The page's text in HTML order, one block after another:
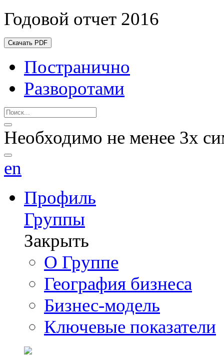
Годовой отчет 2016
Скачать PDF
Постранично
Разворотами
Необходимо не менее 3х
en
Профиль
Группы
Закрыть
О Группе
География бизнеса
Бизнес-модель
Ключевые показатели